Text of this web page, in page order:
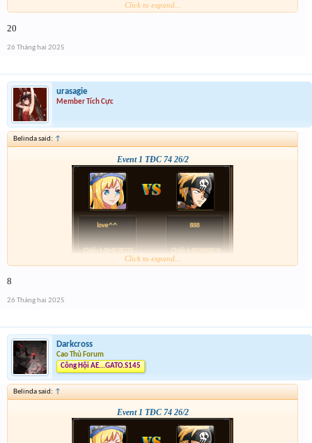
Click to expand...
20
26 Tháng hai 2025
urasagie
Member Tích Cực
Belinda said: ↑
Event 1 TĐC 74 26/2
Click to expand...
8
26 Tháng hai 2025
Darkcross
Cao Thủ Forum
Công Hội AE...GATO.S145
Belinda said: ↑
Event 1 TĐC 74 26/2